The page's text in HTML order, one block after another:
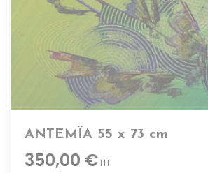
ANTEMÏA 55 x 73 cm
350,00 € HT